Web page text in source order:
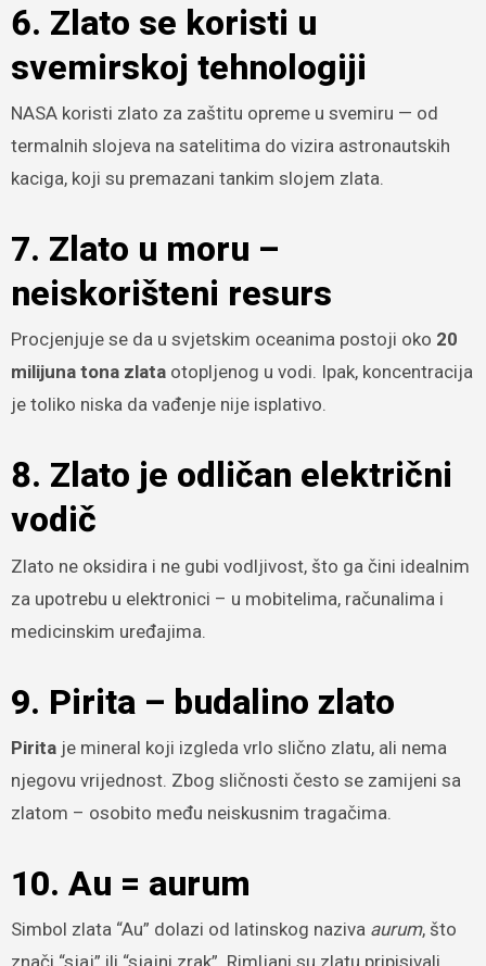
6. Zlato se koristi u
svemirskoj tehnologiji
NASA koristi zlato za zaštitu opreme u svemiru — od
termalnih slojeva na satelitima do vizira astronautskih
kaciga, koji su premazani tankim slojem zlata.
7. Zlato u moru –
neiskorišteni resurs
Procjenjuje se da u svjetskim oceanima postoji oko 20
milijuna tona zlataotopljenog u vodi. Ipak, koncentracija
je toliko niska da vađenje nije isplativo.
8. Zlato je odličan električni
vodič
Zlato ne oksidira i ne gubi vodljivost, što ga čini idealnim
za upotrebu u elektronici – u mobitelima, računalima i
medicinskim uređajima.
9. Pirita – budalino zlato
Piritaje mineral koji izgleda vrlo slično zlatu, ali nema
njegovu vrijednost. Zbog sličnosti često se zamijeni sa
zlatom – osobito među neiskusnim tragačima.
10. Au = aurum
Simbol zlata “Au” dolazi od latinskog naziva aurum, što